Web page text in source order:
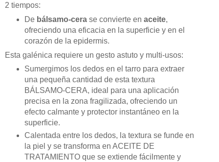
2 tiempos:
De bálsamo-cerase convierte en aceite,
ofreciendo una eficacia en la superficie y en el
corazón de la epidermis.
Esta galénica requiere un gesto astuto y multi-usos:
Sumergimos los dedos en el tarro para extraer
una pequeña cantidad de esta textura
BÁLSAMO-CERA, ideal para una aplicación
precisa en la zona fragilizada, ofreciendo un
efecto calmante y protector instantáneo en la
superficie.
Calentada entre los dedos, la textura se funde en
la piel y se transforma en ACEITE DE
TRATAMIENTO que se extiende fácilmente y